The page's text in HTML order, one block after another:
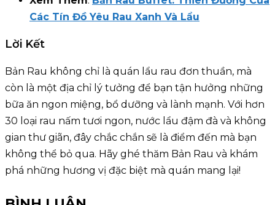
Các Tín Đồ Yêu Rau Xanh Và Lẩu
Lời Kết
Bản Rau không chỉ là quán lẩu rau đơn thuần, mà
còn là một địa chỉ lý tưởng để bạn tận hưởng những
bữa ăn ngon miệng, bổ dưỡng và lành mạnh. Với hơn
30 loại rau nấm tươi ngon, nước lẩu đậm đà và không
gian thư giãn, đây chắc chắn sẽ là điểm đến mà bạn
không thể bỏ qua. Hãy ghé thăm Bản Rau và khám
phá những hương vị đặc biệt mà quán mang lại!